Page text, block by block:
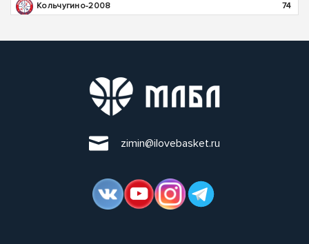
Кольчугино-2008
74
zimin@ilovebasket.ru